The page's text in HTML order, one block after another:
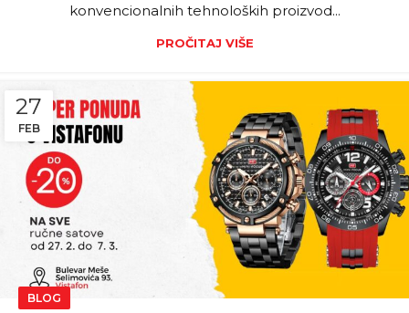
konvencionalnih tehnoloških proizvod...
PROČITAJ VIŠE
27
FEB
BLOG